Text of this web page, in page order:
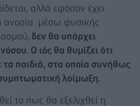
αλλά εφόσον έχει
ανοσία μέσω φυσικής
δεν θα υπάρχει
. Ο ιός θα θυμίζει ότι
τα παιδιά, στα οποία συνήθως
λοίμωξη.
το πως θα εξελιχθεί η